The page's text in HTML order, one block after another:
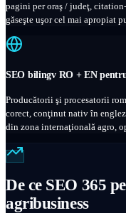
pagini per oraş / judeţ,
găseşte uşor cel mai apropiat
SEO bilingv RO + EN
Producătorii şi procesatorii
corect, conţinut nativ în
din zona internaţională agro,
De ce SEO 365
agribusiness